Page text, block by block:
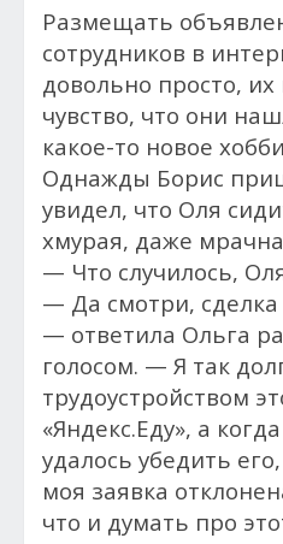
Размещать
сотрудников в
довольно просто,
чувство, что они
какое-то новое
Однажды Борис
увидел, что Оля
хмурая, даже
— Что случилось,
— Да смотри, сделка
— ответила Ольга
голосом. — Я так
трудоустройством
«Яндекс.Еду», а
удалось убедить
моя заявка
что и думать про